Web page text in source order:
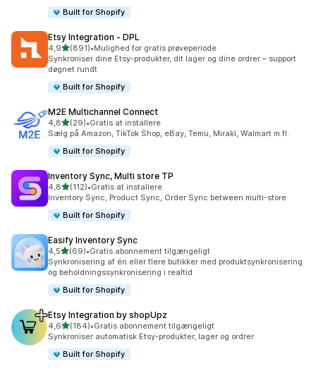
Built for Shopify
Etsy Integration ‑ DPL
4,9ud af 5 stjerner
(891)
891 anmeldelser i alt
•Mulighed for gratis prøveperiode
Synkroniser dine Etsy-produkter, dit lager og dine ordrer – support
døgnet rundt
Built for Shopify
M2E Multichannel Connect
4,8ud af 5 stjerner
(29)
29 anmeldelser i alt
•Gratis at installere
Sælg på Amazon, TikTok Shop, eBay, Temu, Mirakl, Walmart m.fl.
Built for Shopify
Inventory Sync, Multi store TP
4,8ud af 5 stjerner
(112)
112 anmeldelser i alt
•Gratis at installere
Inventory Sync, Product Sync, Order Sync between multi-store
Built for Shopify
Easify Inventory Sync
4,5ud af 5 stjerner
(69)
69 anmeldelser i alt
•Gratis abonnement tilgængeligt
Synkronisering af én eller flere butikker med produktsynkronisering
og beholdningssynkronisering i realtid
Built for Shopify
Etsy Integration by shopUpz
4,6ud af 5 stjerner
(184)
184 anmeldelser i alt
•Gratis abonnement tilgængeligt
Synkroniser automatisk Etsy-produkter, lager og ordrer
Built for Shopify